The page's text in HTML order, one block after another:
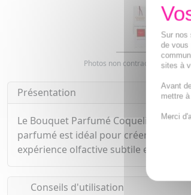
Photos non contractuelles.
Présentation
Le Bouquet Parfumé Coquelicot de
parfumé est idéal pour créer une
expérience olfactive subtile et raffinée.
Conseils d'utilisation
Sur nos
de vous
sites à
Avant
mettre
Merci